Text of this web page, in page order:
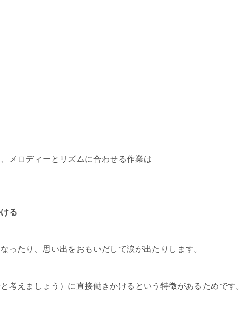
メロディーとリズムに合わせる作業は
る
ったり、思い出をおもいだして涙が出たりします。
考えましょう）に直接働きかけるという特徴があるためです。